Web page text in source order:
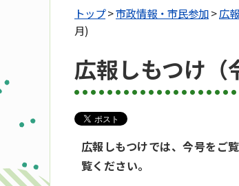
トップ>市政情報・市民参加>広
月)
広報しもつけ（
広報しもつけでは、今号をご
覧ください。